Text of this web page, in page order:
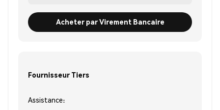
Acheter par Virement Bancaire
Fournisseur Tiers
Assistance: